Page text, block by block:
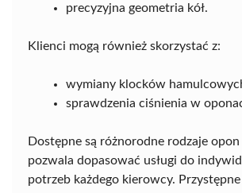
precyzyjna geometria kół.
Klienci mogą również skorzystać z:
wymiany klocków
sprawdzenia ciśnienia w
Dostępne są różnorodne rodzaje
pozwala dopasować usługi do
potrzeb każdego kierowcy.